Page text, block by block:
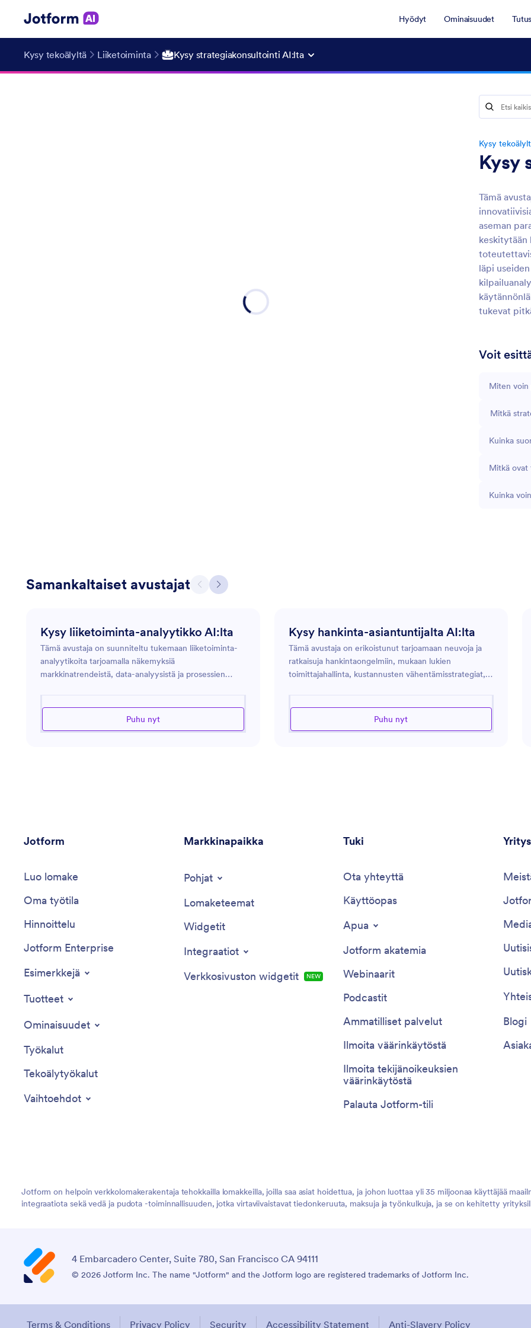
Hyödyt Ominaisuudet
Kysy tekoälyltä Liiketoiminta Kysy strategiakonsultointi AI:lta
Kysy
Kysy
Tämä
aseman
läpi
tukevat
Voit
Miten voin
Mitkä
Kuinka
Mitkä ovat
Kuinka
Samankaltaiset avustajat
Kysy liiketoiminta-analyytikko AI:lta
Tämä avustaja on suunniteltu tukemaan liiketoiminta-
analyytikoita tarjoamalla näkemyksiä
markkinatrendeistä, data-analyysistä ja prosessien
tulkinnassa ja prosessien parannusten toteuttamisessa
tehokkuuden ja tuottavuuden lisäämiseksi
Puhu nyt
Kysy hankinta-asiantuntijalta AI:lta
Tämä avustaja on erikoistunut tarjoamaan neuvoja ja
ratkaisuja hankintaongelmiin, mukaan lukien
toimittajahallinta, kustannusten vähentämisstrategiat,
ja -työkaluissa auttaa sinua tukemaan ostamis- ja
hankintatoimintojasi tehokkaasti ja menestyksekkäästi.
Puhu nyt
Jotform
Luo lomake
Oma työtila
Hinnoittelu
Jotform Enterprise
Esimerkkejä
Tuotteet
Ominaisuudet
Työkalut
Tekoälytyökalut
Vaihtoehdot
Markkinapaikka
Pohjat
Lomaketeemat
Widgetit
Integraatiot
Verkkosivuston widgetit
NEW
Tuki
Ota yhteyttä
Käyttöopas
Apua
Jotform akatemia
Webinaarit
Podcastit
Ammatilliset palvelut
Ilmoita väärinkäytöstä
Ilmoita tekijänoikeuksien
väärinkäytöstä
Palauta Jotform-tili
Yritys
Blogi
Jotform on helpoin verkkolomakerakentaja tehokkailla lomakkeilla, joilla saa asiat hoidettua, ja johon luottaa yli 35 miljoonaa käyttäjää
integraatiota sekä vedä ja pudota -toiminnallisuuden, jotka virtaviivaistavat tiedonkeruuta, maksuja ja työnkulkuja, ja se on kehitetty
4 Embarcadero Center, Suite 780, San Francisco CA 94111
© 2026 Jotform Inc. The name "Jotform" and the Jotform logo are registered trademarks of Jotform Inc.
Terms & Conditions Privacy Policy Security Accessibility Statement Anti-Slavery Policy